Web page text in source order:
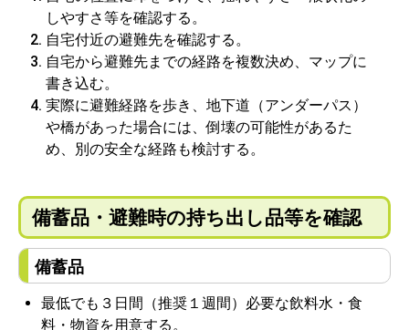
しやすさ等を確認する。
自宅付近の避難先を確認する。
自宅から避難先までの経路を複数決め、マップに
書き込む。
実際に避難経路を歩き、地下道（アンダーパス）
や橋があった場合には、倒壊の可能性があるた
め、別の安全な経路も検討する。
備蓄品・避難時の持ち出し品等を確認
備蓄品
最低でも３日間（推奨１週間）必要な飲料水・食
料・物資を用意する。